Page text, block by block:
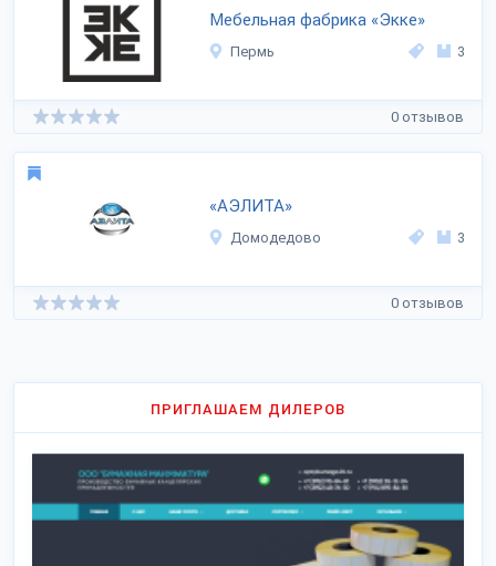
Мебельная фабрика «Экке»
Пермь 3
0 отзывов
«АЭЛИТА»
Домодедово 3
0 отзывов
ПРИГЛАШАЕМ ДИЛЕРОВ